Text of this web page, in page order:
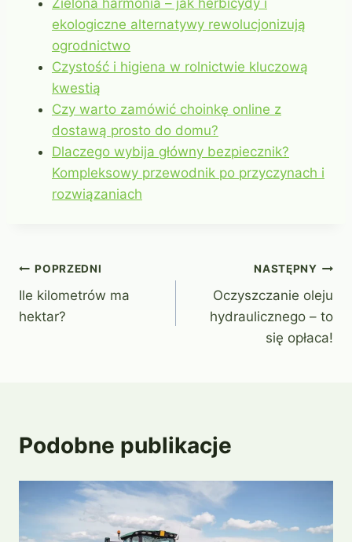
Zielona harmonia – jak herbicydy i
ekologiczne alternatywy rewolucjonizują
ogrodnictwo
Czystość i higiena w rolnictwie kluczową
kwestią
Czy warto zamówić choinkę online z
dostawą prosto do domu?
Dlaczego wybija główny bezpiecznik?
Kompleksowy przewodnik po przyczynach i
rozwiązaniach
Nawigacja
wpisu
POPRZEDNI
Ile kilometrów ma
hektar?
NASTĘPNY
Oczyszczanie oleju
hydraulicznego – to
się opłaca!
Podobne publikacje